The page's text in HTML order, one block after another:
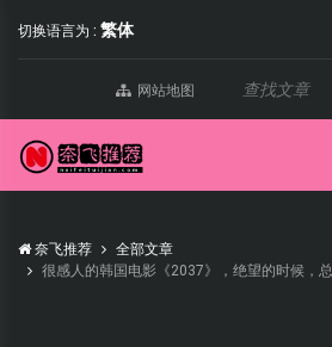
切换语言为 : 繁体
网站地图
奈飞推荐
全部文章
很感人的韩国电影《2037》，绝望的时候，